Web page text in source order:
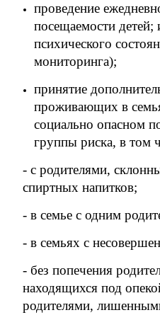
проведение
посещаемости
психического
мониторинга);
принятие
проживающих в
социально опасном
группы риска, в том
- с родителями,
спиртных напитков;
- в семье с одним
- в семьях с
- без попечения
находящихся под
родителями,